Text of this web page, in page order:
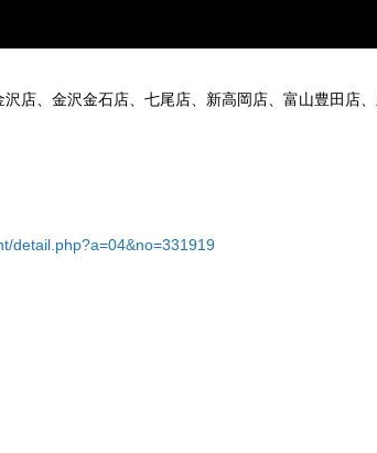
店、金沢金石店、七尾店、新高岡店、富山豊田店
detail.php?a=04&no=331919